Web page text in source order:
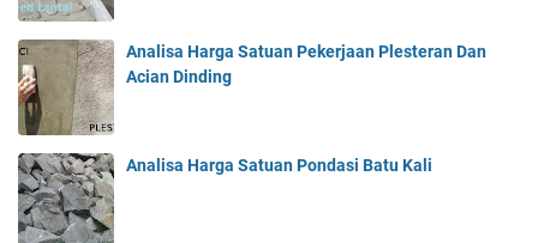
Analisa Harga Satuan Pekerjaan Plesteran Dan
Acian Dinding
Analisa Harga Satuan Pondasi Batu Kali